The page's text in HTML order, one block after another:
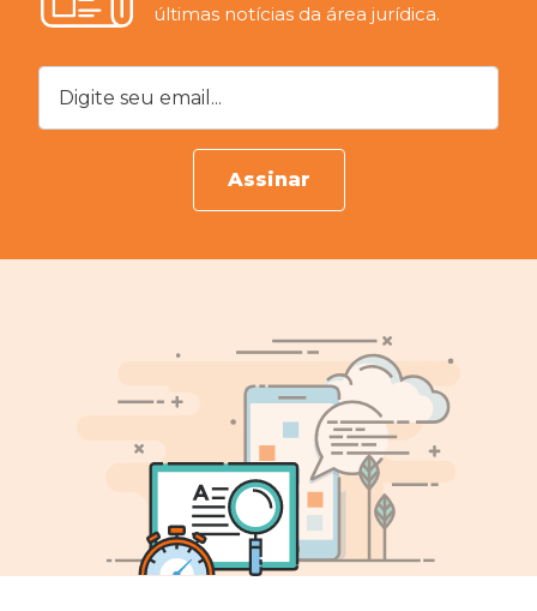
últimas notícias da área jurídica.
Digite seu email...
Assinar